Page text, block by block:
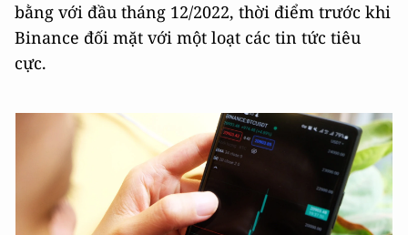
bằng với đầu tháng 12/2022, thời điểm trước khi
Binance đối mặt với một loạt các tin tức tiêu
cực.